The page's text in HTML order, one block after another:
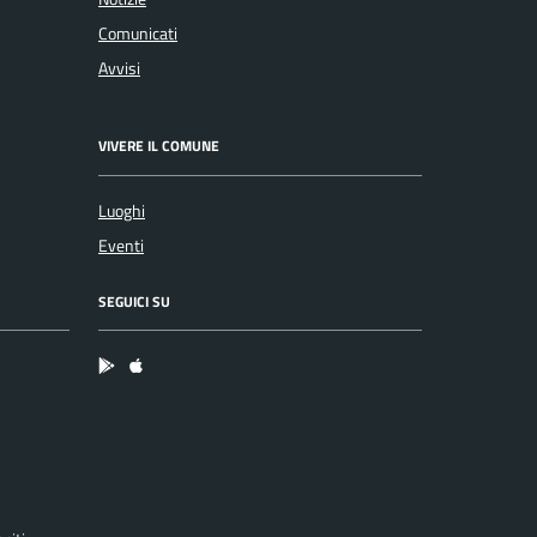
Comunicati
Avvisi
VIVERE IL COMUNE
Luoghi
Eventi
SEGUICI SU
App Android
App IOS